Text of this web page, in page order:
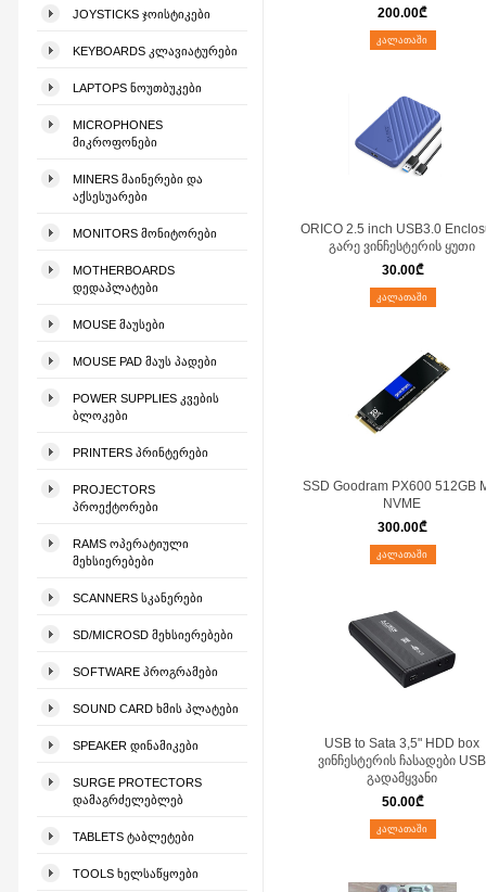
JOYSTICKS ᲯᲝᲘᲡᲢᲘᲙᲔᲑᲘ
KEYBOARDS ᲙᲚᲐᲕᲘᲐᲢᲣᲠᲔᲑᲘ
LAPTOPS ᲜᲝᲣᲗᲑᲣᲙᲔᲑᲘ
MICROPHONES
ᲛᲘᲙᲠᲝᲤᲝᲜᲔᲑᲘ
MINERS ᲛᲐᲘᲜᲔᲠᲔᲑᲘ ᲓᲐ
ᲐᲥᲡᲔᲡᲣᲐᲠᲔᲑᲘ
MONITORS ᲛᲝᲜᲘᲢᲝᲠᲔᲑᲘ
MOTHERBOARDS
ᲓᲔᲓᲐᲞᲚᲐᲢᲔᲑᲘ
MOUSE ᲛᲐᲣᲡᲔᲑᲘ
MOUSE PAD ᲛᲐᲣᲡ ᲞᲐᲓᲔᲑᲘ
POWER SUPPLIES ᲙᲕᲔᲑᲘᲡ
ᲑᲚᲝᲙᲔᲑᲘ
PRINTERS ᲞᲠᲘᲜᲢᲔᲠᲔᲑᲘ
PROJECTORS
ᲞᲠᲝᲔᲥᲢᲝᲠᲔᲑᲘ
RAMS ᲝᲞᲔᲠᲐᲢᲘᲣᲚᲘ
ᲛᲔᲮᲡᲘᲔᲠᲔᲑᲔᲑᲘ
SCANNERS ᲡᲙᲐᲜᲔᲠᲔᲑᲘ
SD/MICROSD ᲛᲔᲮᲡᲘᲔᲠᲔᲑᲔᲑᲘ
SOFTWARE ᲞᲠᲝᲒᲠᲐᲛᲔᲑᲘ
SOUND CARD ᲮᲛᲘᲡ ᲞᲚᲐᲢᲔᲑᲘ
SPEAKER ᲓᲘᲜᲐᲛᲘᲙᲔᲑᲘ
SURGE PROTECTORS
ᲓᲐᲛᲐᲒᲠᲫᲔᲚᲔᲑᲚᲔᲑ
TABLETS ᲢᲐᲑᲚᲔᲢᲔᲑᲘ
TOOLS ᲮᲔᲚᲡᲐᲬᲧᲝᲔᲑᲘ
200.00₾
ᲙᲐᲚᲐᲗᲐᲨᲘ
ORICO 2.5 inch USB3.0
გარე ვინჩესტერის ყუთი
30.00₾
ᲙᲐᲚᲐᲗᲐᲨᲘ
SSD Goodram PX600 512GB
NVME
300.00₾
ᲙᲐᲚᲐᲗᲐᲨᲘ
USB to Sata 3,5" HDD box
ვინჩესტერის ჩასადები USB
გადამყვანი
50.00₾
ᲙᲐᲚᲐᲗᲐᲨᲘ